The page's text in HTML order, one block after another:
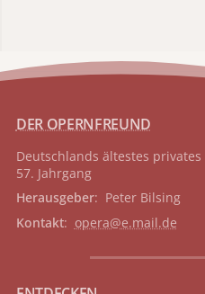
DER OPERNFREUND
Deutschlands ältestes privates
57. Jahrgang
Herausgeber: Peter Bilsing
Kontakt: opera@e.mail.de